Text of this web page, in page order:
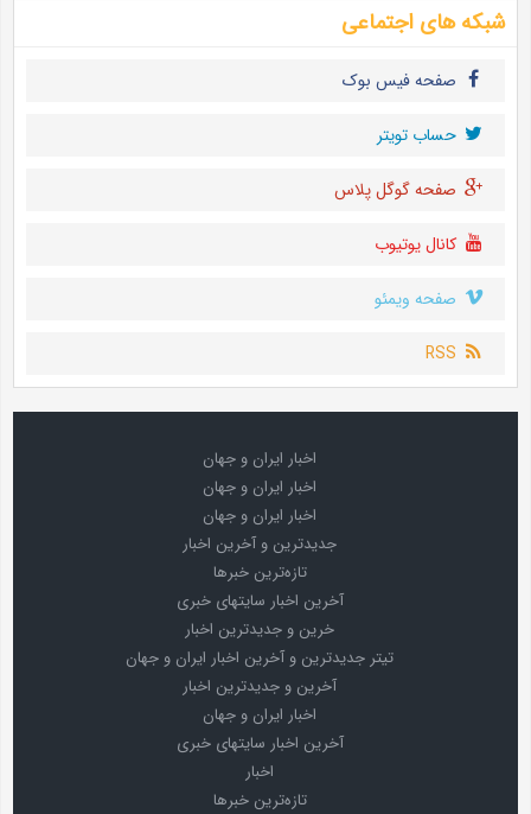
شبکه های اجتماعی
صفحه فیس بوک
حساب تويتر
صفحه گوگل پلاس
کانال یوتیوب
صفحه ویمئو
RSS
اخبار ایران و جهان
اخبار ایران و جهان
اخبار ایران و جهان
جدیدترین و آخرین اخبار
تازه‌ترین خبرها
آخرین اخبار سایتهای خبری
خرین و جدیدترین اخبار
تیتر جدیدترین و آخرین اخبار ایران و جهان
آخرین و جدیدترین اخبار
اخبار ایران و جهان
آخرین اخبار سایتهای خبری
اخبار
تازه‌ترین خبرها